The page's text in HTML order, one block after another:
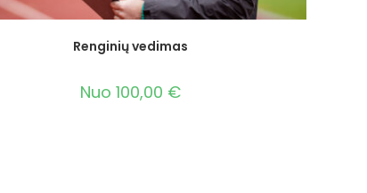
Renginių vedimas
Nuo 100,00 €